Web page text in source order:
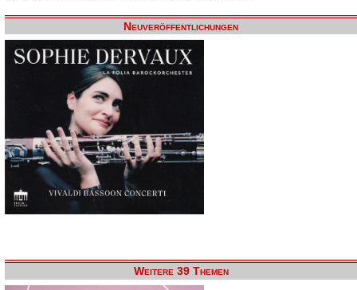
Neuveröffentlichungen
Weitere 39 Themen